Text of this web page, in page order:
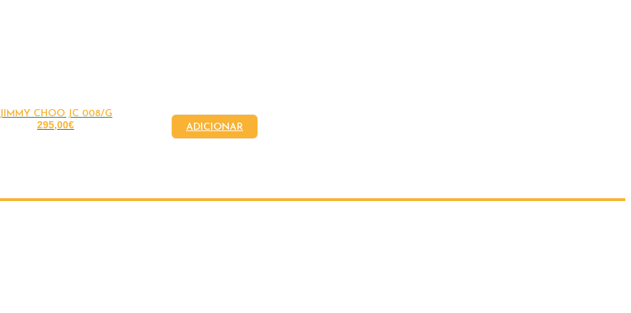
JIMMY CHOO JC 008/G
295,00€ ADICIONAR